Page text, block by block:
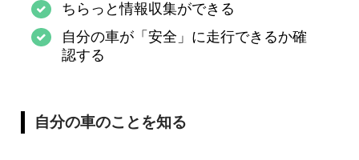
ちらっと情報収集ができる
自分の車が「安全」に走行できるか確
認する
自分の車のことを知る